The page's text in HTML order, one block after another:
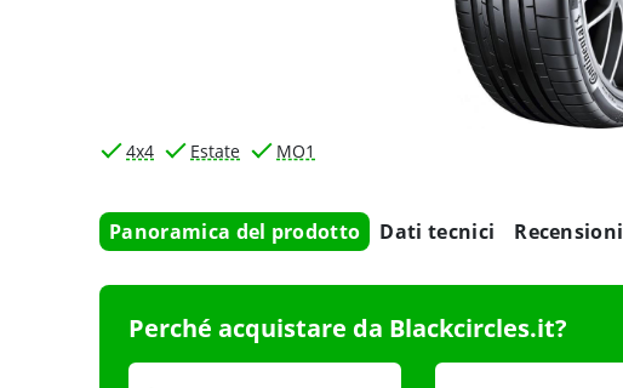
4x4 Estate MO1
Panoramica del prodotto Dati tecnici Recensioni
Perché acquistare da Blackcircles.it?